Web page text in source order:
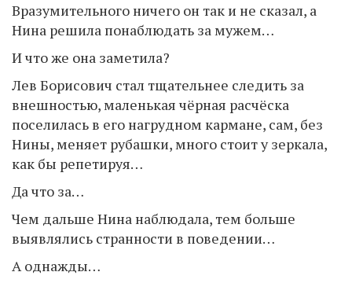
Вразумительного ничего он так и не сказал, а
Нина решила понаблюдать за мужем…
И что же она заметила?
Лев Борисович стал тщательнее следить за
внешностью, маленькая чёрная расчёска
поселилась в его нагрудном кармане, сам, без
Нины, меняет рубашки, много стоит у зеркала,
как бы репетируя…
Да что за…
Чем дальше Нина наблюдала, тем больше
выявлялись странности в поведении…
А однажды…